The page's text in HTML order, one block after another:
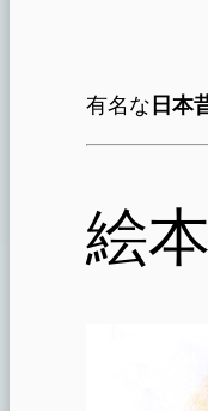
有名な 日本
絵